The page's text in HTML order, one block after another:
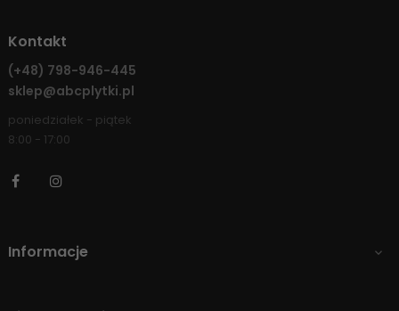
Kontakt
(+48) 798-946-445
sklep@abcplytki.pl
poniedziałek - piątek
8:00 - 17:00
Facebook
Informacje 